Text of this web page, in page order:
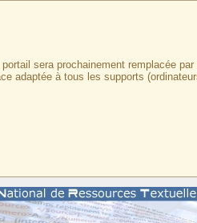
sera prochainement remplacée
adaptée à tous les supports